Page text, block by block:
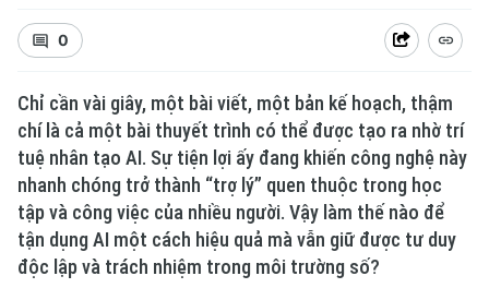
Xu hướng
0
Chỉ cần vài giây, một bài viết, một bản kế hoạch, thậm
chí là cả một bài thuyết trình có thể được tạo ra nhờ trí
tuệ nhân tạo AI. Sự tiện lợi ấy đang khiến công nghệ này
nhanh chóng trở thành “trợ lý” quen thuộc trong học
tập và công việc của nhiều người. Vậy làm thế nào để
tận dụng AI một cách hiệu quả mà vẫn giữ được tư duy
độc lập và trách nhiệm trong môi trường số?